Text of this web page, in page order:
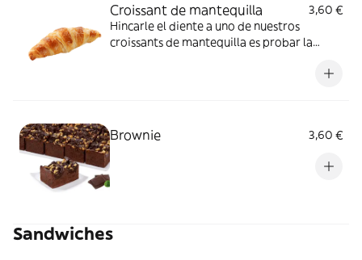
Croissant de mantequilla
3,60 €
Hincarle el diente a uno de nuestros
croissants de mantequilla es probar la
Brownie 3,60 €
Sandwiches